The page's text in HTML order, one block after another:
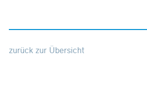
zurück zur Übersicht